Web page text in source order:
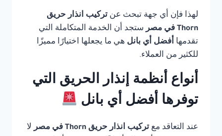
لهذا فإن أي جهة تبحث عن تركيب انذار حريق
Thorn في مصر
ستجد أن الخدمة المتكاملة التي
تقدمها أفضل أي بانل هي ما يجعلها اختيارًا مميزًا
للكثير من العملاء.
أنواع أنظمة إنذار الحريق التي
توفرها أفضل أي بانل
عند التعاقد مع تركيب انذار حريق Thorn في مصر
لا